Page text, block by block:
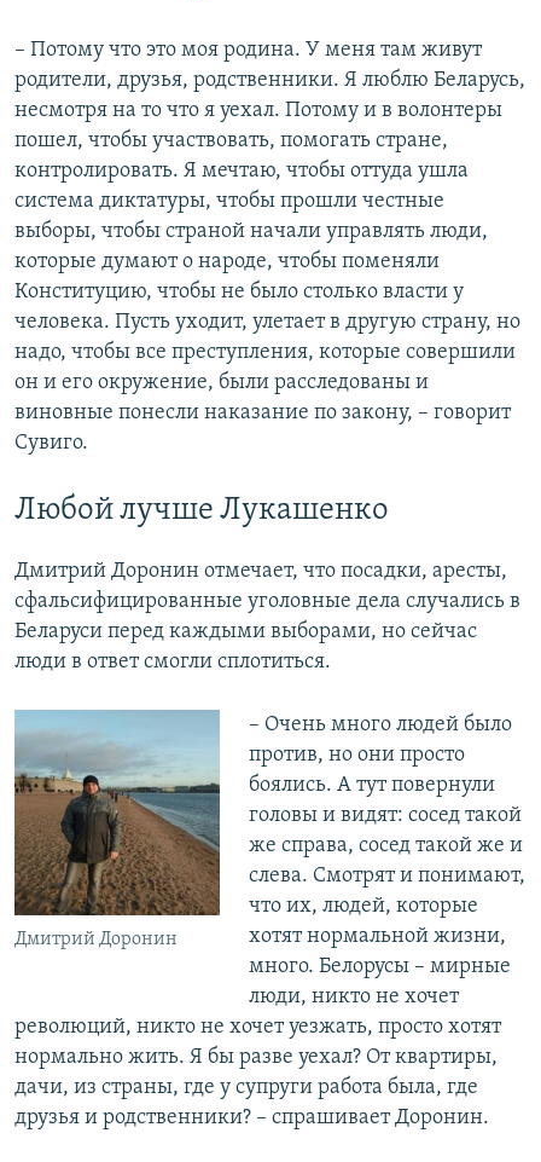
– Потому что это моя родина. У меня там живут
родители, друзья, родственники. Я люблю Беларусь,
несмотря на то что я уехал. Потому и в волонтеры
пошел, чтобы участвовать, помогать стране,
контролировать. Я мечтаю, чтобы оттуда ушла
система диктатуры, чтобы прошли честные
выборы, чтобы страной начали управлять люди,
которые думают о народе, чтобы поменяли
Конституцию, чтобы не было столько власти у
человека. Пусть уходит, улетает в другую страну, но
надо, чтобы все преступления, которые совершили
он и его окружение, были расследованы и
виновные понесли наказание по закону, – говорит
Сувиго.
Любой лучше Лукашенко
Дмитрий Доронин отмечает, что посадки, аресты,
сфальсифицированные уголовные дела случались в
Беларуси перед каждыми выборами, но сейчас
люди в ответ смогли сплотиться.
Дмитрий Доронин
– Очень много людей было
против, но они просто
боялись. А тут повернули
головы и видят: сосед такой
же справа, сосед такой же и
слева. Смотрят и понимают,
что их, людей, которые
хотят нормальной жизни,
много. Белорусы – мирные
люди, никто не хочет
революций, никто не хочет уезжать, просто хотят
нормально жить. Я бы разве уехал? От квартиры,
дачи, из страны, где у супруги работа была, где
друзья и родственники? – спрашивает Доронин.